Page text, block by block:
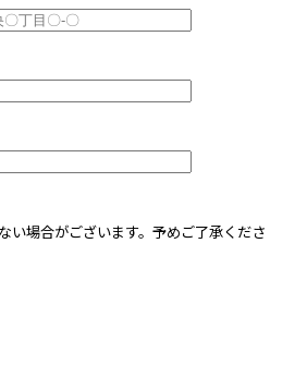
い場合がございます。予めご了承くださ